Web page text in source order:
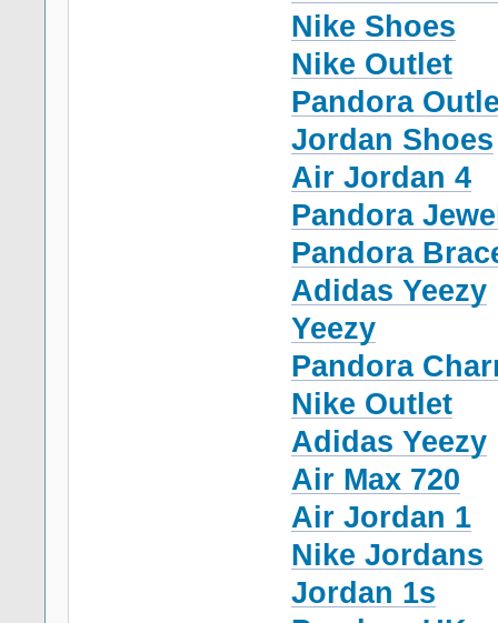
Nike Shoes
Nike Outlet
Pandora
Jordan Shoes
Air Jordan 4
Pandora
Pandora
Adidas Yeezy
Yeezy
Pandora
Nike Outlet
Adidas Yeezy
Air Max 720
Air Jordan 1
Nike Jordans
Jordan 1s